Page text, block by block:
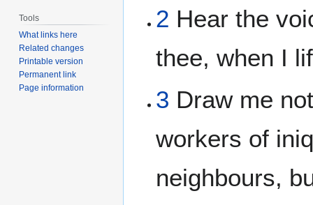
2 Hear the
thee, when I
3 Draw me
workers of
neighbours,
Tools
What links here
Related changes
Printable version
Permanent link
Page information